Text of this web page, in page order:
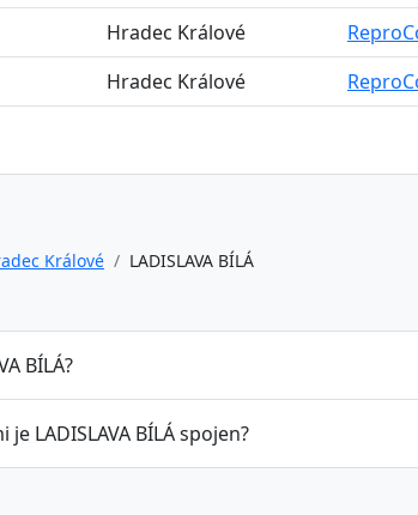
Hradec Králové
Hradec Králové
Králové LADISLAVA BÍLÁ
BÍLÁ?
LADISLAVA BÍLÁ spojen?